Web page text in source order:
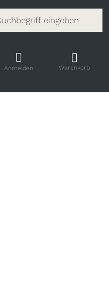
Anmelden Warenkorb